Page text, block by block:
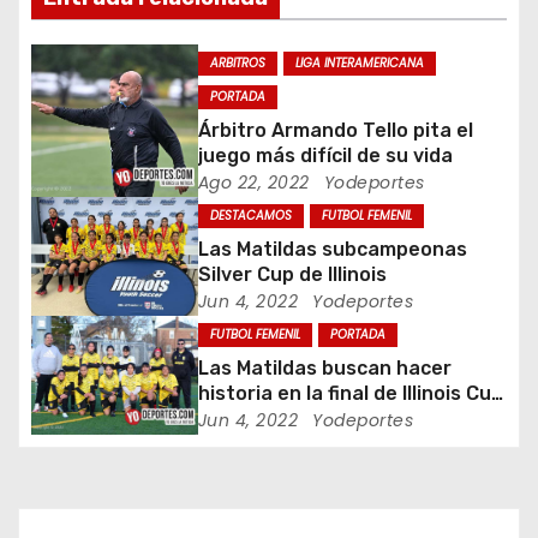
ó
n
d
e
e
n
t
r
a
ARBITROS
LIGA INTERAMERICANA
PORTADA
Árbitro Armando Tello pita el
juego más difícil de su vida
Ago 22, 2022 Yodeportes
DESTACAMOS FUTBOL FEMENIL
Las Matildas subcampeonas
Silver Cup de Illinois
Jun 4, 2022 Yodeportes
FUTBOL FEMENIL PORTADA
Las Matildas buscan hacer
historia en la final de Illinois Cup
Silver
Jun 4, 2022 Yodeportes